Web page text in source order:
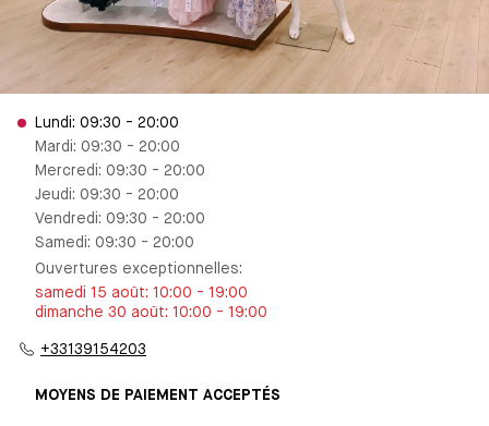
Lundi: 09:30 - 20:00
Mardi: 09:30 - 20:00
Mercredi: 09:30 - 20:00
Jeudi: 09:30 - 20:00
Vendredi: 09:30 - 20:00
Samedi: 09:30 - 20:00
Ouvertures exceptionnelles:
samedi 15 août: 10:00 - 19:00
dimanche 30 août: 10:00 - 19:00
+33139154203
MOYENS DE PAIEMENT ACCEPTÉS